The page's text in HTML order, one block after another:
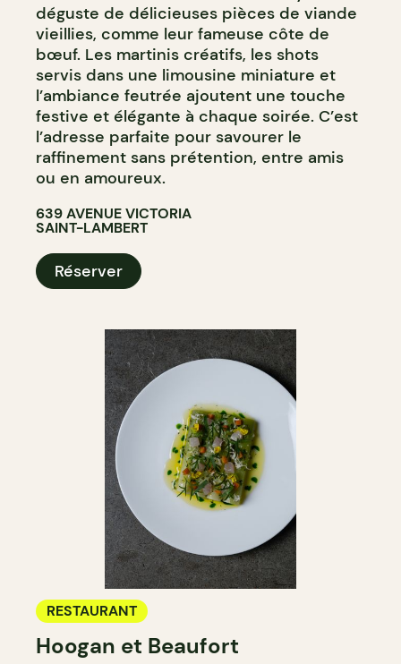
déguste de délicieuses pièces de viande
vieillies, comme leur fameuse côte de
bœuf. Les martinis créatifs, les shots
servis dans une limousine miniature et
l’ambiance feutrée ajoutent une touche
festive et élégante à chaque soirée. C’est
l’adresse parfaite pour savourer le
raffinement sans prétention, entre amis
ou en amoureux.
639 AVENUE VICTORIA
SAINT-LAMBERT
Réserver
RESTAURANT
Hoogan et Beaufort